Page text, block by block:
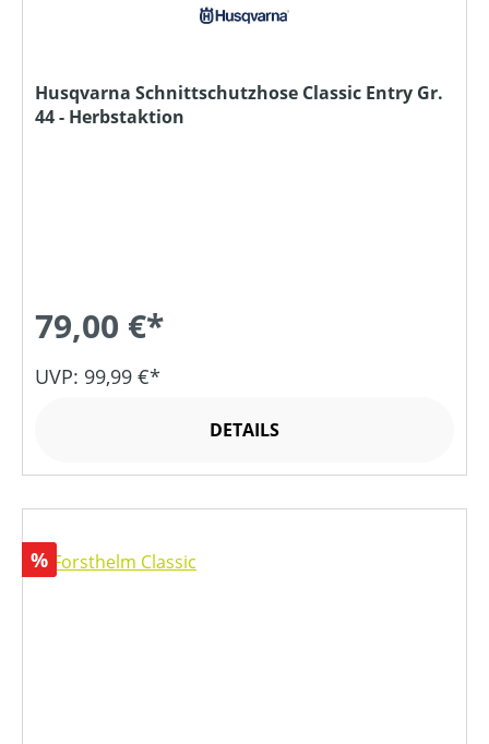
Husqvarna Schnittschutzhose Classic Entry Gr.
44 - Herbstaktion
79,00 €*
UVP: 99,99 €*
DETAILS
Rabatt
%